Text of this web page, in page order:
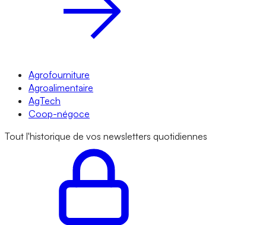
Agrofourniture
Agroalimentaire
AgTech
Coop-négoce
Tout l'historique de vos newsletters quotidiennes